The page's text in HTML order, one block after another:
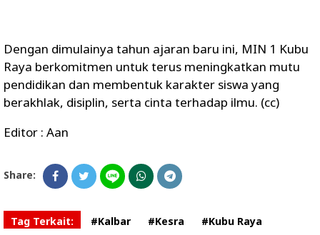
Dengan dimulainya tahun ajaran baru ini, MIN 1 Kubu
Raya berkomitmen untuk terus meningkatkan mutu
pendidikan dan membentuk karakter siswa yang
berakhlak, disiplin, serta cinta terhadap ilmu. (cc)
Editor : Aan
Share:
Tag Terkait: #Kalbar #Kesra
#Kubu Raya